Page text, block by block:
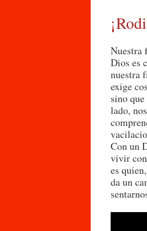
Nuestra
Dios es
nuestra
exige
sino
lado,
Con un
vivir
es
da un